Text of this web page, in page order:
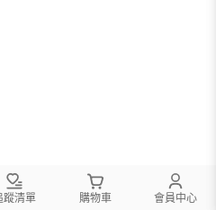
蹤清單 購物車 會員中心